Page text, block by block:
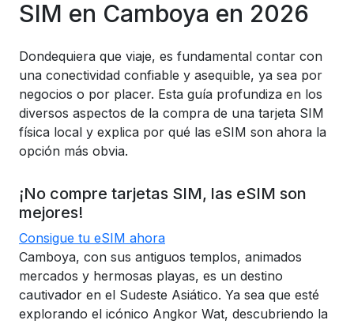
SIM en Camboya en 2026
Dondequiera que viaje, es fundamental contar con
una conectividad confiable y asequible, ya sea por
negocios o por placer. Esta guía profundiza en los
diversos aspectos de la compra de una tarjeta SIM
física local y explica por qué las eSIM son ahora la
opción más obvia.
¡No compre tarjetas SIM, las eSIM son
mejores!
Consigue tu eSIM ahora
Camboya, con sus antiguos templos, animados
mercados y hermosas playas, es un destino
cautivador en el Sudeste Asiático. Ya sea que esté
explorando el icónico Angkor Wat, descubriendo la